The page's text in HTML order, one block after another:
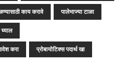
काय करावे पालेभाज्या टाळा
करा प्रोबायोटिक्स पदार्थ खा